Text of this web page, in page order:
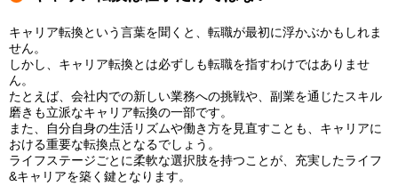
キャリア転換という言葉を聞くと、転職が最初に浮かぶかもしれま
せん。
しかし、キャリア転換とは必ずしも転職を指すわけではありませ
ん。
たとえば、会社内での新しい業務への挑戦や、副業を通じたスキル
磨きも立派なキャリア転換の一部です。
また、自分自身の生活リズムや働き方を見直すことも、キャリアに
おける重要な転換点となるでしょう。
ライフステージごとに柔軟な選択肢を持つことが、充実したライフ
&キャリアを築く鍵となります。